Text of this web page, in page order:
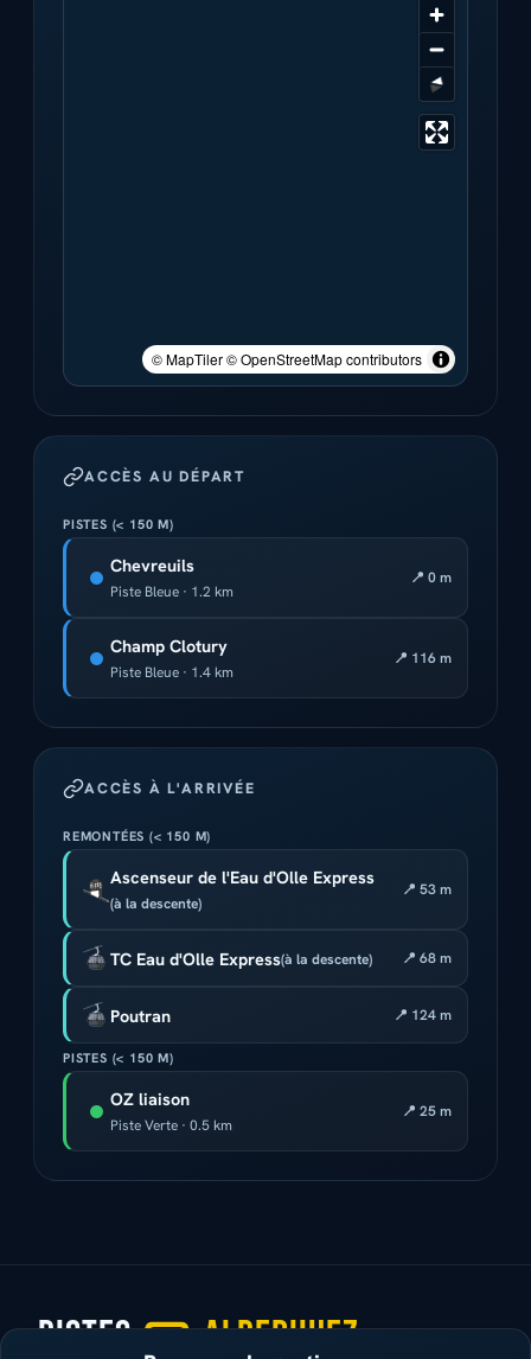
© MapTiler © OpenStreetMap contributors
ACCÈS AU DÉPART
PISTES (< 150 M)
Chevreuils
Piste Bleue · 1.2 km
📍 0 m
Champ Clotury
Piste Bleue · 1.4 km
📍 116 m
ACCÈS À L'ARRIVÉE
REMONTÉES (< 150 M)
Ascenseur de l'Eau d'Olle Express
(à la descente)
📍 53 m
TC Eau d'Olle Express(à la descente) 📍 68 m
Poutran 📍 124 m
PISTES (< 150 M)
OZ liaison
Piste Verte · 0.5 km
📍 25 m